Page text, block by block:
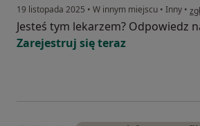
19 listopada 2025 • W innym miejscu • Inny • w
Jesteś tym lekarzem? Odpowiedz
Zarejestruj się teraz